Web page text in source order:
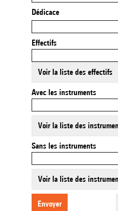
Dédicace
Effectifs
Voir la liste des effectifs
Avec les instruments
Voir la liste des
Sans les instruments
Voir la liste des
envoyer